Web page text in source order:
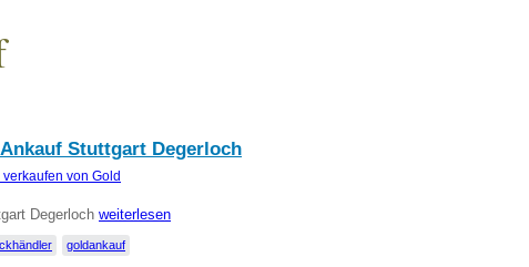
Stuttgart Degerloch
von Gold
Degerloch weiterlesen
goldankauf